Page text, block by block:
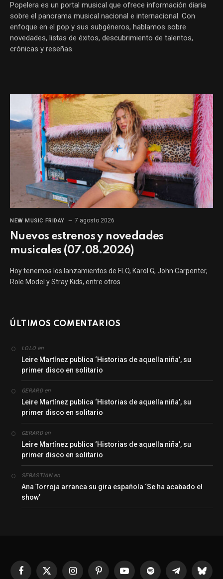
Popelera es un portal musical que ofrece información diaria
sobre el panorama musical nacional e internacional. Con
enfoque en el pop y sus subgéneros, hablamos sobre
novedades, listas de éxitos, descubrimiento de talentos,
crónicas y reseñas.
NEW MUSIC FRIDAY 7 agosto 2026
Nuevos estrenos y novedades
musicales (07.08.2026)
Hoy tenemos los lanzamientos de FLO, Karol G, John Carpenter,
Role Model y Stray Kids, entre otros.
ÚLTIMOS COMENTARIOS
LOLO en
Leire Martínez publica ‘Historias de aquella niña’, su
primer disco en solitario
GERARDen
Leire Martínez publica ‘Historias de aquella niña’, su
primer disco en solitario
GERARDen
Leire Martínez publica ‘Historias de aquella niña’, su
primer disco en solitario
SEBASTIANen
Ana Torroja arranca su gira española ‘Se ha acabado el
show’
Facebook
X InstagramPinterestYouTubeSpotify Telegrama